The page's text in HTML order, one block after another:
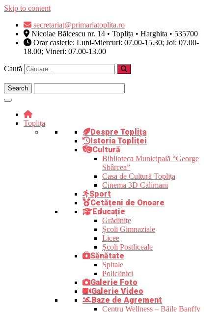
Skip to content
secretariat@primariatoplita.ro
Nicolae Bălcescu nr. 14 • Toplița • Harghita • 535700
Orar casierie: Luni-Miercuri: 07.00-15.30; Joi: 07.00-
18.00; Vineri: 07.00-13.00
Caută
Toplița
Despre Toplița
Istoria Topliței
Cultură
Biblioteca Municipală “George
Sbârcea”
Casa de Cultură Toplița
Cinema 3D Calimani
Sport
Cetățeni de Onoare
Educație
Grădinițe
Școli Gimnaziale
Licee
Școli Postliceale
Sănătate
Spitale
Policlinici
Galerie Foto
Galerie Video
Baze de Agrement
Centru Wellness – Băile Banffy